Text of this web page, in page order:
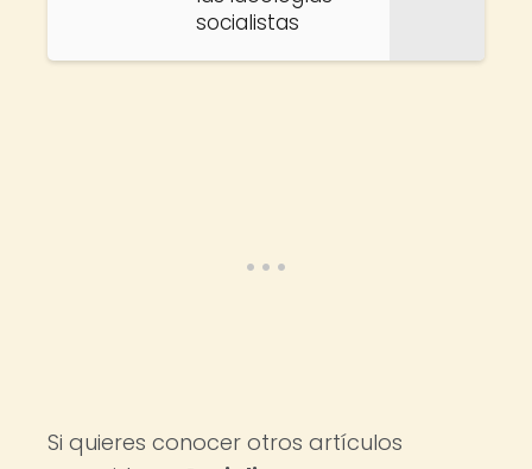
socialistas
Si quieres conocer otros artículos